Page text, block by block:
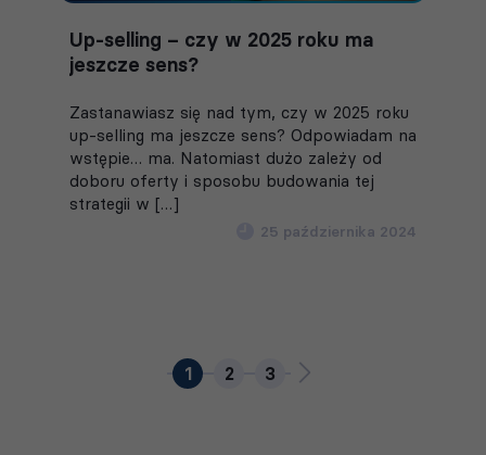
Up-selling – czy w 2025 roku ma
jeszcze sens?
Zastanawiasz się nad tym, czy w 2025 roku
up-selling ma jeszcze sens? Odpowiadam na
wstępie… ma. Natomiast dużo zależy od
doboru oferty i sposobu budowania tej
strategii w […]
25 października 2024
1 2 3